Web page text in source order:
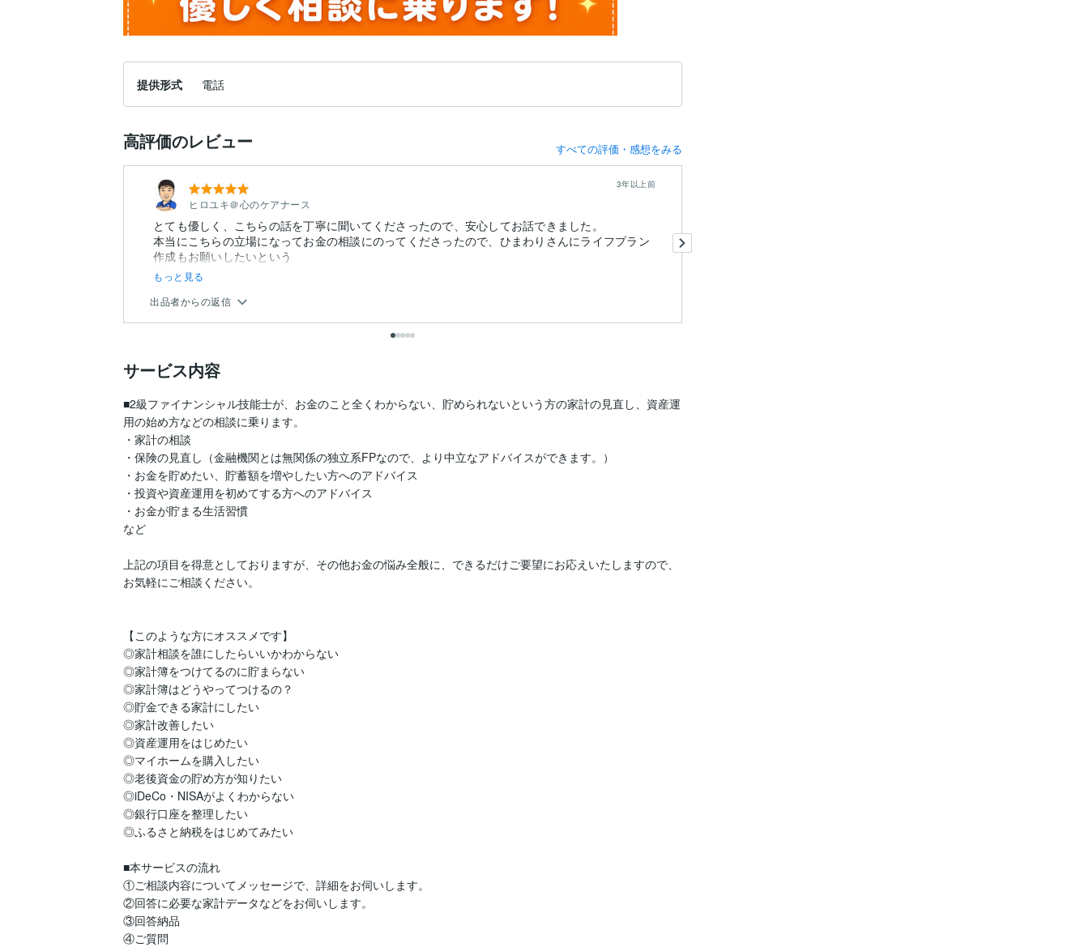
提供形式 電話
高評価のレビュー すべての評価・感想をみる
ヒロユキ＠心のケアナース
3年以上前
とても優しく、こちらの話を丁寧に聞いてくださったので、安心してお話できました。
本当にこちらの立場になってお金の相談にのってくださったので、ひまわりさんにライフプラン
作成もお願いしたいという
気持ちになりました。ありがとうございました。
もっと見る
出品者からの返信
サービス内容
■2級ファイナンシャル技能士が、お金のこと全くわからない、貯められないという方の家計の見直し、資産運
用の始め方などの相談に乗ります。
・家計の相談
・保険の見直し（金融機関とは無関係の独立系FPなので、より中立なアドバイスができます。）
・お金を貯めたい、貯蓄額を増やしたい方へのアドバイス
・投資や資産運用を初めてする方へのアドバイス
・お金が貯まる生活習慣
など
上記の項目を得意としておりますが、その他お金の悩み全般に、できるだけご要望にお応えいたしますので、
お気軽にご相談ください。
【このような方にオススメです】
◎家計相談を誰にしたらいいかわからない
◎家計簿をつけてるのに貯まらない
◎家計簿はどうやってつけるの？
◎貯金できる家計にしたい
◎家計改善したい
◎資産運用をはじめたい
◎マイホームを購入したい
◎老後資金の貯め方が知りたい
◎iDeCo・NISAがよくわからない
◎銀行口座を整理したい
◎ふるさと納税をはじめてみたい
■本サービスの流れ
①ご相談内容についてメッセージで、詳細をお伺いします。
②回答に必要な家計データなどをお伺いします。
③回答納品
④ご質問